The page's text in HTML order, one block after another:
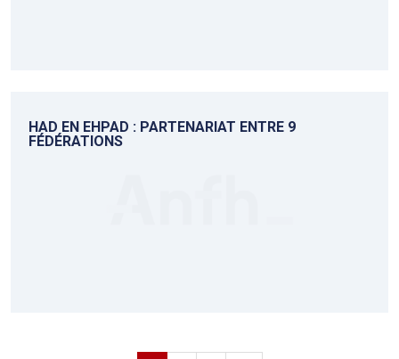
HAD EN EHPAD : PARTENARIAT ENTRE 9
FÉDÉRATIONS